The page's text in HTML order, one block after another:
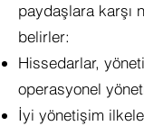
paydaşlara karşı
belirler:
Hissedarlar,
operasyonel
İyi yönetişim